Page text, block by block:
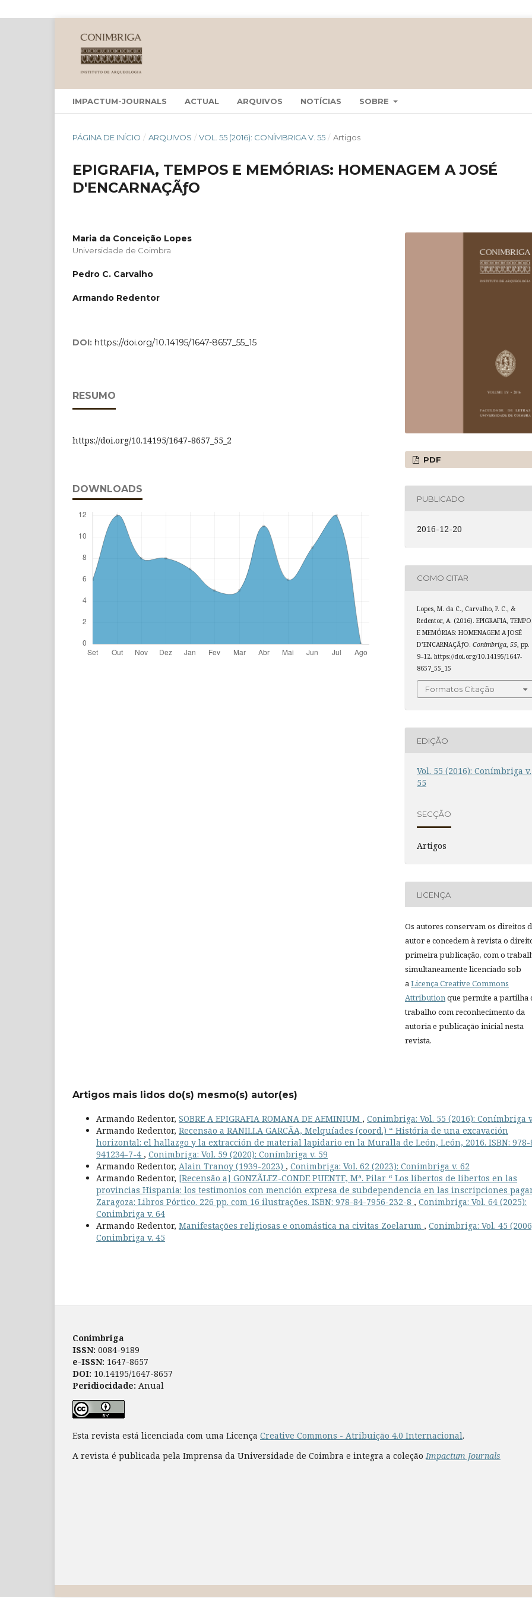
IMPACTUM-JOURNALS ACTUAL ARQUIVOS NOTÍCIAS SOBRE
PÁGINA DE INÍCIO / ARQUIVOS / VOL. 55 (2016): CONÍMBRIGA V. 55 / Artigos
EPIGRAFIA, TEMPOS E MEMÓRIAS: HOMENAGEM A JOSÉ
D'ENCARNAÇÃƒO
Maria da Conceição Lopes
Universidade de Coimbra
Pedro C. Carvalho
Armando Redentor
DOI: https://doi.org/10.14195/1647-8657_55_15
RESUMO
https://doi.org/10.14195/1647-8657_55_2
DOWNLOADS
PDF
PUBLICADO
2016-12-20
COMO CITAR
Lopes, M. da C., Carvalho, P. C., &
Redentor, A. (2016). EPIGRAFIA,
E MEMÓRIAS: HOMENAGEM A JOSÉ
D’ENCARNAÇÃƒO.Conimbriga ,55 , pp.
9–12. https://doi.org/10.14195/1647-
8657_55_15
Formatos Citação
EDIÇÃO
Vol. 55 (2016): Conímbriga v.
55
SECÇÃO
Artigos
LICENÇA
Os autores conservam os direitos
autor e concedem à revista o
primeira publicação, com o
simultaneamente licenciado sob
aLicença Creative Commons
Attributionque permite a partilha
trabalho com reconhecimento da
autoria e publicação inicial nesta
revista.
Artigos mais lidos do(s) mesmo(s) autor(es)
Armando Redentor, SOBRE A EPIGRAFIA ROMANA DE AEMINIUM , Conimbriga: Vol. 55 (2016): Conímbriga
Armando Redentor, Recensão a RANILLA GARCÃA, Melquíades (coord.) “ História de una excavación
horizontal: el hallazgo y la extracción de material lapidario en la Muralla de León, León, 2016. ISBN: 978-
941234-7-4 , Conimbriga: Vol. 59 (2020): Conímbriga v. 59
Armando Redentor, Alain Tranoy (1939-2023) , Conimbriga: Vol. 62 (2023): Conimbriga v. 62
Armando Redentor, [Recensão a] GONZÃLEZ-CONDE PUENTE, Mª. Pilar “ Los libertos de libertos en las
provincias Hispania: los testimonios con mención expresa de subdependencia en las inscripciones
Zaragoza: Libros Pórtico. 226 pp. com 16 ilustrações. ISBN: 978-84-7956-232-8 , Conimbriga: Vol. 64 (2025):
Conimbriga v. 64
Armando Redentor, Manifestações religiosas e onomástica na civitas Zoelarum , Conimbriga: Vol. 45
Conimbriga v. 45
Conimbriga
ISSN: 0084-9189
e-ISSN: 1647-8657
DOI: 10.14195/1647-8657
Peridiocidade: Anual
Esta revista está licenciada com uma Licença Creative Commons - Atribuição 4.0 Internacional.
A revista é publicada pela Imprensa da Universidade de Coimbra e integra a coleçãoImpactum Journals